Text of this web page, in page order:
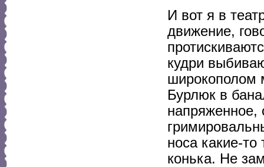
И вот я в
движение,
кудри
широкополом
Бурлюк в
носа какие-то
конька. Не